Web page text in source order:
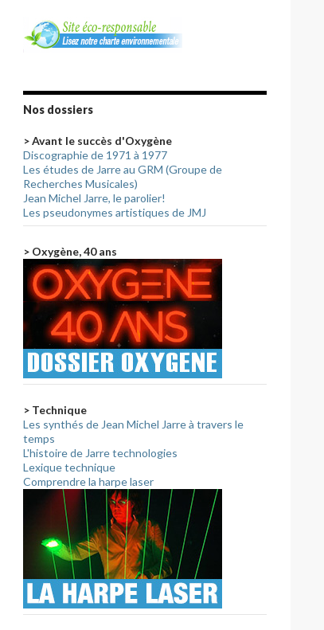
Nos dossiers
> Avant le succès d'Oxygène
Discographie de 1971 à 1977
Les études de Jarre au GRM (Groupe de
Recherches Musicales)
Jean Michel Jarre, le parolier!
Les pseudonymes artistiques de JMJ
> Oxygène, 40 ans
> Technique
Les synthés de Jean Michel Jarre à travers le
temps
L'histoire de Jarre technologies
Lexique technique
Comprendre la harpe laser